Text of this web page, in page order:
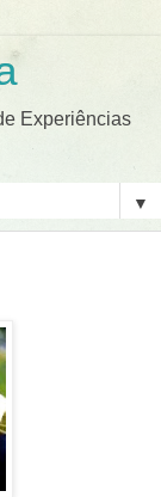
Experiências
▼